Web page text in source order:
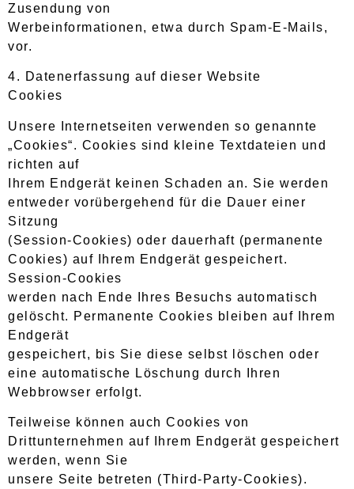
Zusendung von
Werbeinformationen, etwa durch Spam-E-Mails,
vor.
4. Datenerfassung auf dieser Website
Cookies
Unsere Internetseiten verwenden so genannte
„Cookies“. Cookies sind kleine Textdateien und
richten auf
Ihrem Endgerät keinen Schaden an. Sie werden
entweder vorübergehend für die Dauer einer
Sitzung
(Session-Cookies) oder dauerhaft (permanente
Cookies) auf Ihrem Endgerät gespeichert.
Session-Cookies
werden nach Ende Ihres Besuchs automatisch
gelöscht. Permanente Cookies bleiben auf Ihrem
Endgerät
gespeichert, bis Sie diese selbst löschen oder
eine automatische Löschung durch Ihren
Webbrowser erfolgt.
Teilweise können auch Cookies von
Drittunternehmen auf Ihrem Endgerät gespeichert
werden, wenn Sie
unsere Seite betreten (Third-Party-Cookies).